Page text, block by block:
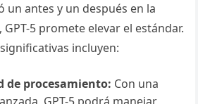
un antes y un después en la
5 promete elevar el estándar.
incluyen:
de procesamiento: Con una